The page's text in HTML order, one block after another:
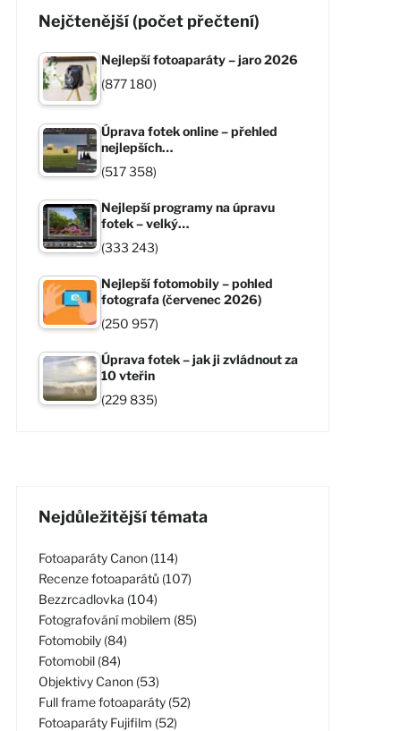
Nejčtenější (počet přečtení)
Nejlepší fotoaparáty – jaro 2026
(877 180)
Úprava fotek online – přehled
nejlepších…
(517 358)
Nejlepší programy na úpravu
fotek – velký…
(333 243)
Nejlepší fotomobily – pohled
fotografa (červenec 2026)
(250 957)
Úprava fotek – jak ji zvládnout za
10 vteřin
(229 835)
Nejdůležitější témata
Fotoaparáty Canon (114)
Recenze fotoaparátů (107)
Bezzrcadlovka (104)
Fotografování mobilem (85)
Fotomobily (84)
Fotomobil (84)
Objektivy Canon (53)
Full frame fotoaparáty (52)
Fotoaparáty Fujifilm (52)